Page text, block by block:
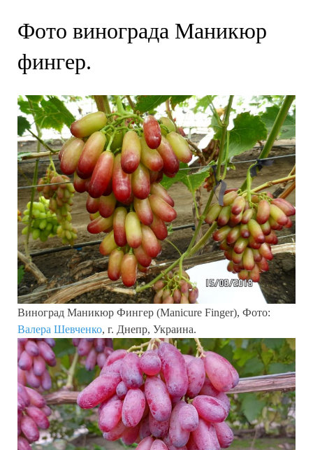
Фото винограда Маникюр
фингер.
Виноград Маникюр Фингер (Manicure Finger), Фото:
Валера Шевченко, г. Днепр, Украина.